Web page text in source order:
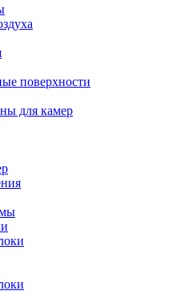
поверхности
для камер